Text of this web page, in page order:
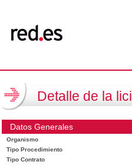
Detalle de la
Datos Generales
Organismo
Tipo Procedimiento
Tipo Contrato